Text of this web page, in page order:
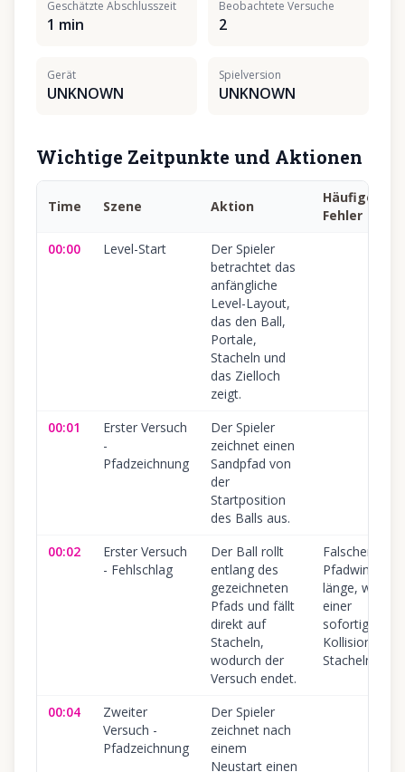
Geschätzte Abschlusszeit
1 min
Beobachtete Versuche
2
Gerät
UNKNOWN
Spielversion
UNKNOWN
Wichtige Zeitpunkte und Aktionen
Time Szene Aktion
Häufiger
Fehler
00:00
Level-Start
Der Spieler
betrachtet das
anfängliche
Level-Layout,
das den Ball,
Portale,
Stacheln und
das Zielloch
zeigt.
00:01
Erster Versuch
-
Pfadzeichnung
Der Spieler
zeichnet einen
Sandpfad von
der
Startposition
des Balls aus.
00:02
Erster Versuch
- Fehlschlag
Der Ball rollt
entlang des
gezeichneten
Pfads und fällt
direkt auf
Stacheln,
wodurch der
Versuch endet.
Falscher
Pfadwinkel/-
länge, was zu
einer
sofortigen
Kollision mit
Stacheln
00:04
Zweiter
Versuch -
Pfadzeichnung
Der Spieler
zeichnet nach
einem
Neustart einen